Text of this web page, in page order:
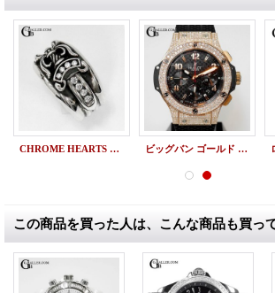
CHROME HEARTS ダガーリング 8P ダイヤモンドカスタム クロムハーツカスタム ビッグバン ゴールド 301.PB.131.RX ウブロアフターダイヤ
この商品を買った人は、こんな商品も買っ